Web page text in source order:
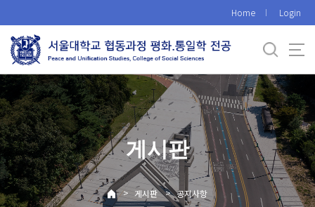
로
메
뉴
Home Login
게시판
> 게시판 > 공지사항